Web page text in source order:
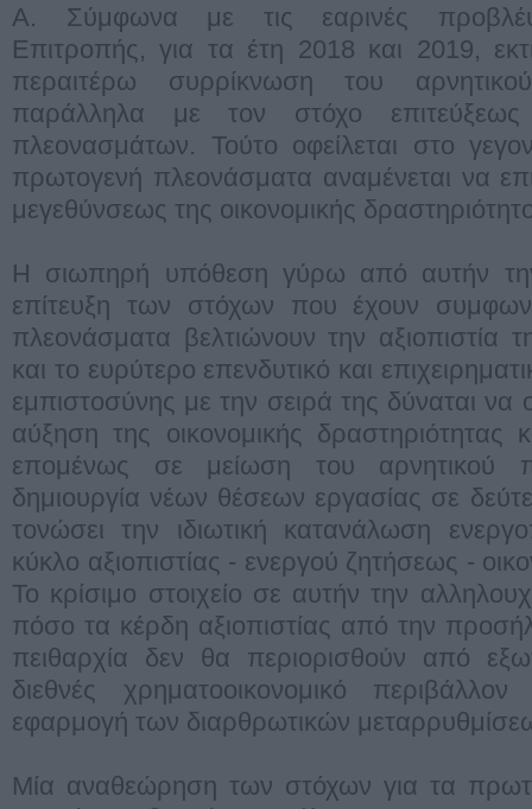
Α. Σύμφωνα με τις εαρινές
Επιτροπής, για τα έτη 2018 και 2019,
περαιτέρω συρρίκνωση του
παράλληλα με τον στόχο
πλεονασμάτων. Τούτο οφείλεται στο
πρωτογενή πλεονάσματα αναμένεται να
μεγεθύνσεως της οικονομικής
Η σιωπηρή υπόθεση γύρω από αυτήν
επίτευξη των στόχων που έχουν
πλεονάσματα βελτιώνουν την αξιοπιστία
και το ευρύτερο επενδυτικό και
εμπιστοσύνης με την σειρά της δύναται να
αύξηση της οικονομικής δραστηριότητας
επομένως σε μείωση του αρνητικού
δημιουργία νέων θέσεων εργασίας σε
τονώσει την ιδιωτική κατανάλωση
κύκλο αξιοπιστίας - ενεργού ζητήσεως -
Το κρίσιμο στοιχείο σε αυτήν την
πόσο τα κέρδη αξιοπιστίας από την
πειθαρχία δεν θα περιορισθούν από
διεθνές χρηματοοικονομικό
εφαρμογή των διαρθρωτικών
Μία αναθεώρηση των στόχων για τα